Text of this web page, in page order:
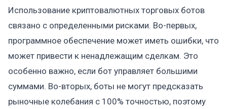
Использование криптовалютных торговых ботов
связано с определенными рисками. Во-первых,
программное обеспечение может иметь ошибки, что
может привести к ненадлежащим сделкам. Это
особенно важно, если бот управляет большими
суммами. Во-вторых, боты не могут предсказать
рыночные колебания с 100% точностью, поэтому